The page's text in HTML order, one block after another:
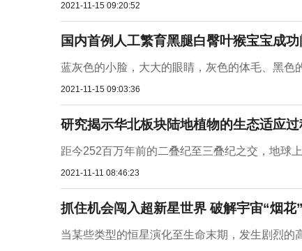
2021-11-15 09:20:52
国内首例人工繁育黑腿白臀叶猴宝宝成
蓝灰色的小脸，大大的眼睛，灰色的体毛、黑色
2021-11-15 09:03:36
研究揭示华北板块陆地植物的生态适应
距今252百万年前的二叠纪至三叠纪之交，地球
2021-11-11 08:46:23
抓住机会闯入超新星世界 破解宇宙“烟花
当某些类型的恒星演化至生命末期，发生剧烈